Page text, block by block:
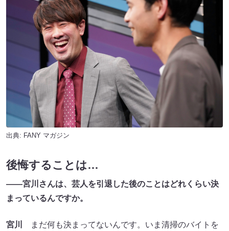
出典: FANY マガジン
後悔することは…
――宮川さんは、芸人を引退した後のことはどれくらい決
まっているんですか。
宮川
まだ何も決まってないんです。いま清掃のバイトを